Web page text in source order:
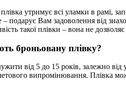
утримує всі уламки в рамі,
– подарує Вам задоволення від
такої плівки – вона не
броньовану плівку?
від 5 до 15 років, залежно від
випромінювання. Плівка